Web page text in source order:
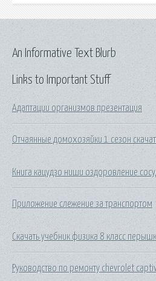
Links to Important Stuff
Адаптации организмов презентация
Отчаянные домохозяйки 1 сезон
Книга кацудзо ниши оздоровление
Приложение слежение за транспортом
Скачать учебник физика 8 класс
Руководство по ремонту chevrolet
An Informative Text Blurb